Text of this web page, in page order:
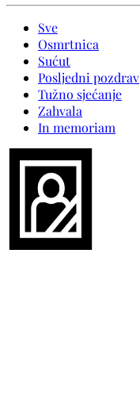
Sve
Osmrtnica
Sućut
Posljedni pozdrav
Tužno sjećanje
Zahvala
In memoriam